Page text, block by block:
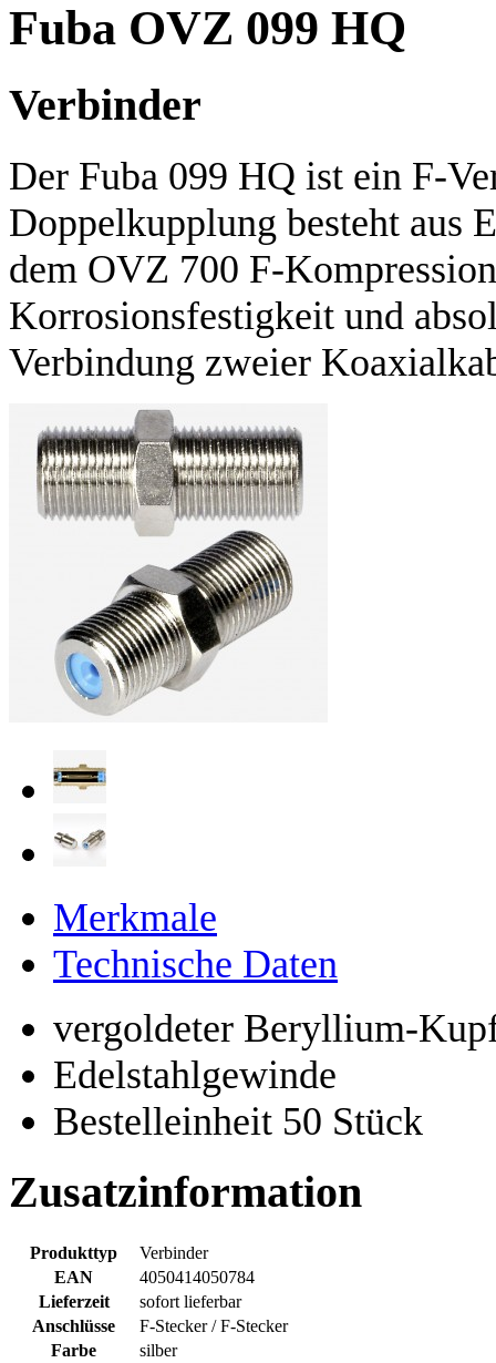
Fuba OVZ 099 HQ
Verbinder
Der Fuba 099 HQ ist ein F-
Doppelkupplung besteht aus
dem OVZ 700 F-
Korrosionsfestigkeit und
Verbindung zweier
Merkmale
Technische Daten
vergoldeter Beryllium-
Edelstahlgewinde
Bestelleinheit 50 Stück
Zusatzinformation
Produkttyp
Verbinder
EAN
4050414050784
Lieferzeit
sofort lieferbar
Anschlüsse
F-Stecker / F-Stecker
Farbe
silber